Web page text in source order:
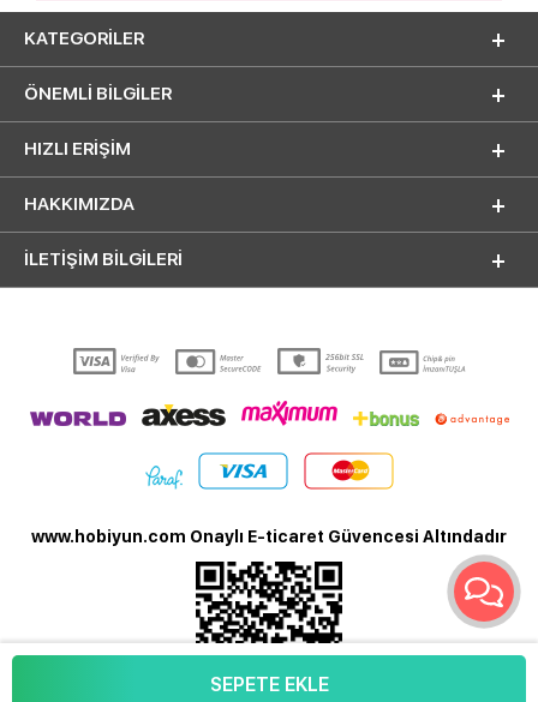
SEPETE EKLE
KATEGORILER
ÖNEMLI BILGILER
HIZLI ERIŞIM
HAKKIMIZDA
İLETİŞİM BİLGİLERİ
www.hobiyun.com Onaylı E-ticaret Güvencesi Altındadır